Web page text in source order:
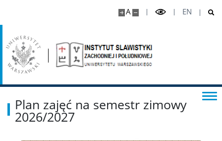
A EN
Harmonogram sesji egzaminacyjnej
Program studiów
Prace i egzaminy dyplomowe
Plan zajęć na semestr zimowy
2026/2027